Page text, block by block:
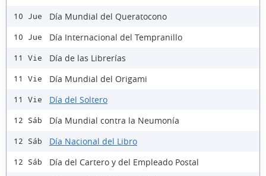
10 Jue Día Mundial del Queratocono
10 Jue Día Internacional del Tempranillo
11 Vie Día de las Librerías
11 Vie Día Mundial del Origami
11 Vie Día del Soltero
12 Sáb Día Mundial contra la Neumonía
12 Sáb Día Nacional del Libro
12 Sáb Día del Cartero y del Empleado Postal